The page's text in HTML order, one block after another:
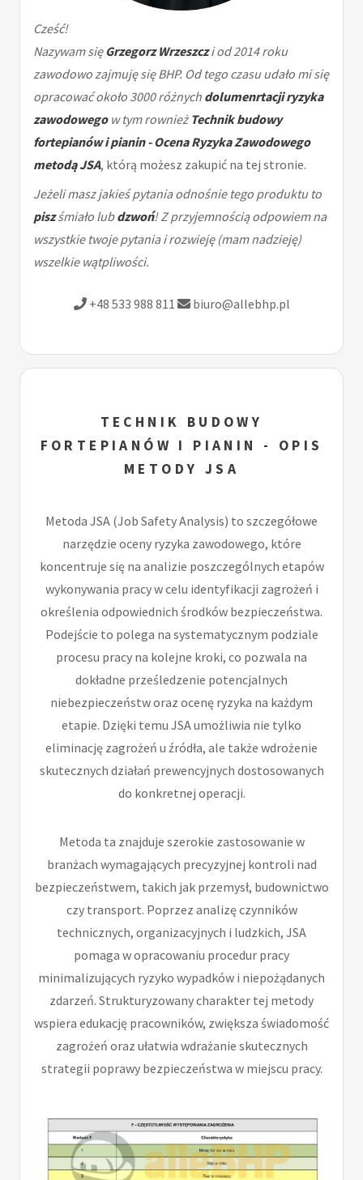
Cześć!
Nazywam sięGrzegorz Wrzeszczi od 2014 roku
zawodowo zajmuję się BHP. Od tego czasu udało mi się
opracować około 3000 różnych dolumenrtacji ryzyka
zawodowegow tym rownież Technik budowy
fortepianów i pianin - Ocena Ryzyka Zawodowego
metodą JSA, którą możesz zakupić na tej stronie.
Jeżeli masz jakieś pytania odnośnie tego produktu to
piszśmiało lubdzwoń! Z przyjemnością odpowiem na
wszystkie twoje pytania i rozwieję (mam nadzieję)
wszelkie wątpliwości.
+48 533 988 811 biuro@allebhp.pl
TECHNIK BUDOWY
FORTEPIANÓW I PIANIN - OPIS
METODY JSA
Metoda JSA (Job Safety Analysis) to szczegółowe
narzędzie oceny ryzyka zawodowego, które
koncentruje się na analizie poszczególnych etapów
wykonywania pracy w celu identyfikacji zagrożeń i
określenia odpowiednich środków bezpieczeństwa.
Podejście to polega na systematycznym podziale
procesu pracy na kolejne kroki, co pozwala na
dokładne prześledzenie potencjalnych
niebezpieczeństw oraz ocenę ryzyka na każdym
etapie. Dzięki temu JSA umożliwia nie tylko
eliminację zagrożeń u źródła, ale także wdrożenie
skutecznych działań prewencyjnych dostosowanych
do konkretnej operacji.
Metoda ta znajduje szerokie zastosowanie w
branżach wymagających precyzyjnej kontroli nad
bezpieczeństwem, takich jak przemysł, budownictwo
czy transport. Poprzez analizę czynników
technicznych, organizacyjnych i ludzkich, JSA
pomaga w opracowaniu procedur pracy
minimalizujących ryzyko wypadków i niepożądanych
zdarzeń. Strukturyzowany charakter tej metody
wspiera edukację pracowników, zwiększa świadomość
zagrożeń oraz ułatwia wdrażanie skutecznych
strategii poprawy bezpieczeństwa w miejscu pracy.